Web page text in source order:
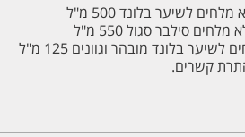
לשיער בלונד 500 מ"ל
סילבר סגול 550 מ"ל
בלונד מובהר וגוונים 125 מ"ל
קשרים.